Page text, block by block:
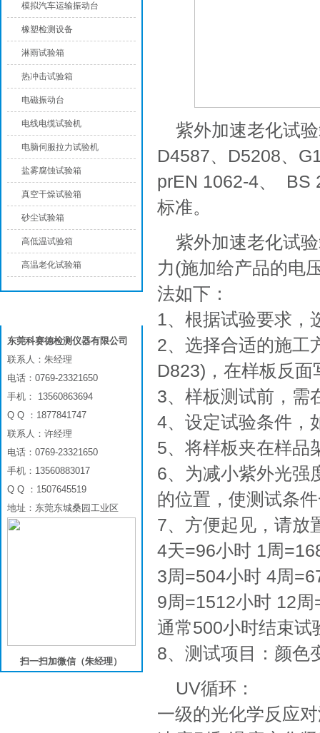
紫外加速老化试
D4587、D5208、
prEN 1062-4、 BS
标准。
紫外加速老化试
力(施加给产品的电
法如下：
1、根据试验要求，
2、选择合适的施工
D823)，在样板反面
3、样板测试前，需
4、设定试验条件
5、将样板夹在样品
6、为减小紫外光强
的位置，使测试条
7、方便起见，请放
4天=96小时 1周
3周=504小时 4周
9周=1512小时 12
通常500小时结束试
8、测试项目：颜色
UV循环：
一级的光化学反应
模拟汽车运输振动台
橡塑检测设备
淋雨试验箱
热冲击试验箱
电磁振动台
电线电缆试验机
电脑伺服拉力试验机
盐雾腐蚀试验箱
真空干燥试验箱
砂尘试验箱
高低温试验箱
高温老化试验箱
东莞科赛德检测仪器有限公司
联系人：朱经理
电话：0769-23321650
手机： 13560863694
Q Q ：1877841747
联系人：许经理
电话：0769-23321650
手机：13560883017
Q Q ：1507645519
地址：东莞东城桑园工业区
扫一扫加微信（朱经理）